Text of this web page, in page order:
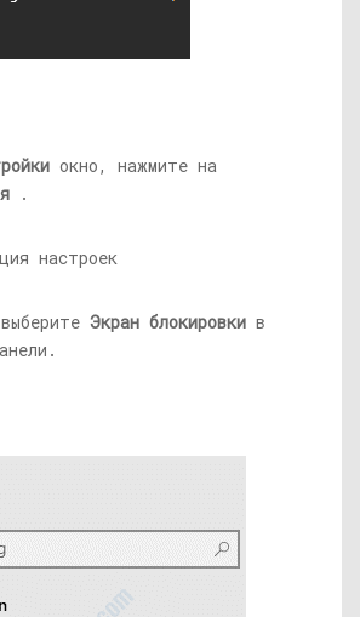
окно, нажмите на
.
Экран блокировки в